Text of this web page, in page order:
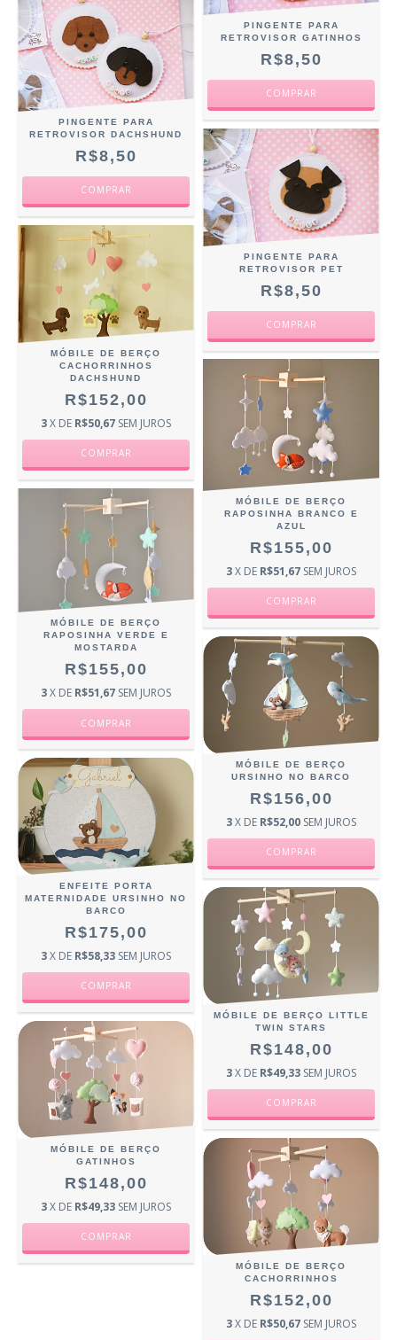
PINGENTE PARA
RETROVISOR GATINHOS
R$8,50
COMPRAR
PINGENTE PARA
RETROVISOR DACHSHUND
R$8,50
COMPRAR
PINGENTE PARA
RETROVISOR PET
R$8,50
COMPRAR
MÓBILE DE BERÇO
CACHORRINHOS
DACHSHUND
R$152,00
3X DE R$50,67 SEM JUROS
MÓBILE DE BERÇO
RAPOSINHA BRANCO E
AZUL
R$155,00
3X DE R$51,67 SEM JUROS
MÓBILE DE BERÇO
RAPOSINHA VERDE E
MOSTARDA
R$155,00
3X DE R$51,67 SEM JUROS
MÓBILE DE BERÇO
URSINHO NO BARCO
R$156,00
3X DE R$52,00 SEM JUROS
ENFEITE PORTA
MATERNIDADE URSINHO NO
BARCO
R$175,00
3X DE R$58,33 SEM JUROS
MÓBILE DE BERÇO LITTLE
TWIN STARS
R$148,00
3X DE R$49,33 SEM JUROS
MÓBILE DE BERÇO
GATINHOS
R$148,00
3X DE R$49,33 SEM JUROS
MÓBILE DE BERÇO
CACHORRINHOS
R$152,00
3X DE R$50,67 SEM JUROS